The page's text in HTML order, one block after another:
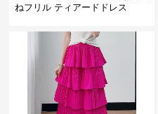
ねフリル ティアードドレス